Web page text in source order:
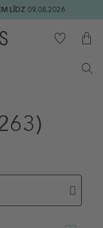
LĪDZ 09.08.2026